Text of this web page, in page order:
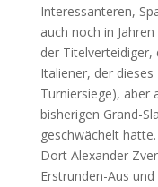
Interessanteren,
auch noch in
der
Italiener, der
Turniersiege), aber
bisherigen Grand-
geschwächelt hatte.
Dort Alexander
Erstrunden-Aus